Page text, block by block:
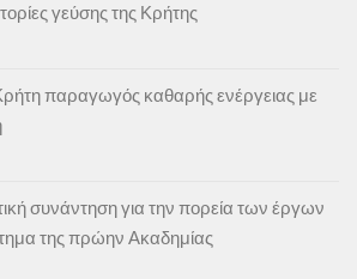
γεύσης της Κρήτης
παραγωγός καθαρής ενέργειας με
συνάντηση για την πορεία των έργων
της πρώην Ακαδημίας